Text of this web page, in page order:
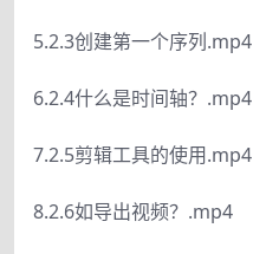
5.2.3创建第一个序列.mp4
6.2.4什么是时间轴？.mp4
7.2.5剪辑工具的使用.mp4
8.2.6如导出视频？.mp4